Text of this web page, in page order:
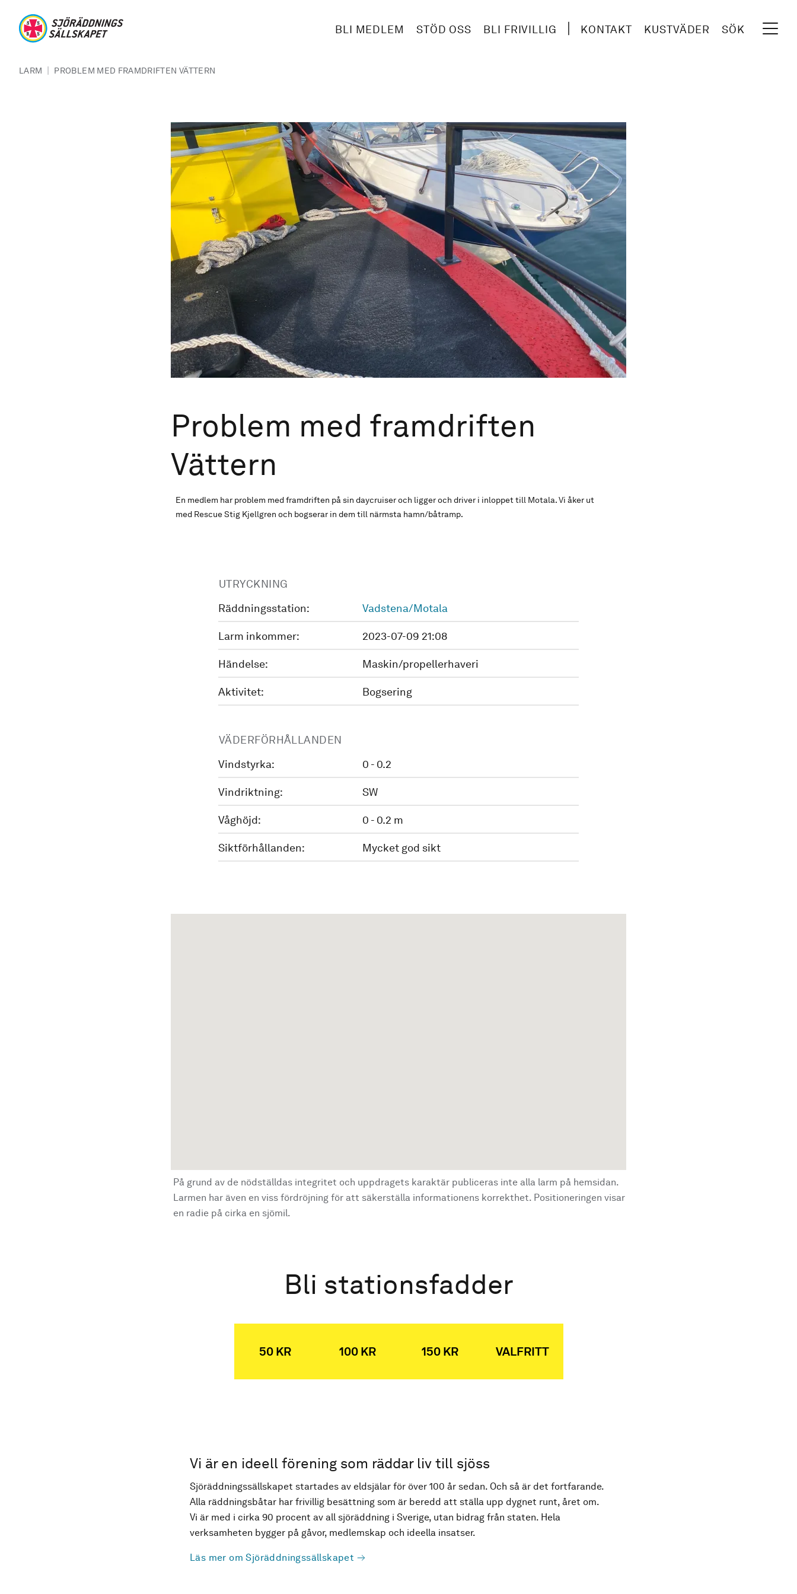
BLI MEDLEM STÖD OSS BLI FRIVILLIG KONTAKT KUSTVÄDER SÖK
LARM | PROBLEM MED FRAMDRIFTEN VÄTTERN
Problem med framdriften
Vättern
En medlem har problem med framdriften på sin daycruiser och ligger och driver i inloppet till Motala. Vi åker ut
med Rescue Stig Kjellgren och bogserar in dem till närmsta hamn/båtramp.
UTRYCKNING
Räddningsstation:
Vadstena/Motala
Larm inkommer: 2023-07-09 21:08
Händelse: Maskin/propellerhaveri
Aktivitet: Bogsering
VÄDERFÖRHÅLLANDEN
Vindstyrka:
0 - 0.2
Vindriktning: SW
Våghöjd: 0 - 0.2 m
Siktförhållanden: Mycket god sikt
På grund av de nödställdas integritet och uppdragets karaktär publiceras inte alla larm på hemsidan.
Larmen har även en viss fördröjning för att säkerställa informationens korrekthet. Positioneringen visar
en radie på cirka en sjömil.
Bli stationsfadder
50 KR 100 KR 150 KR VALFRITT
Vi är en ideell förening som räddar liv till sjöss
Sjöräddningssällskapet startades av eldsjälar för över 100 år sedan. Och så är det fortfarande.
Alla räddningsbåtar har frivillig besättning som är beredd att ställa upp dygnet runt, året om.
Vi är med i cirka 90 procent av all sjöräddning i Sverige, utan bidrag från staten. Hela
verksamheten bygger på gåvor, medlemskap och ideella insatser.
Läs mer om Sjöräddningssällskapet